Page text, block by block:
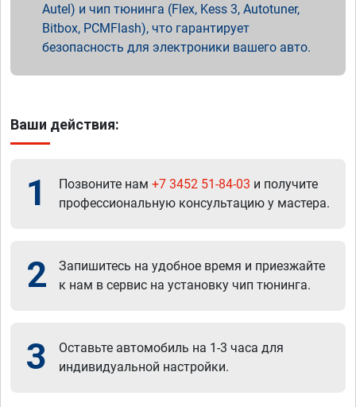
Autel) и чип тюнинга (Flex, Kess 3, Autotuner,
Bitbox, PCMFlash), что гарантирует
безопасность для электроники вашего авто.
Ваши действия:
1 Позвоните нам +7 3452 51-84-03 и получите
профессиональную консультацию у мастера.
2
Запишитесь на удобное время и приезжайте
к нам в сервис на установку чип тюнинга.
3
Оставьте автомобиль на 1-3 часа для
индивидуальной настройки.